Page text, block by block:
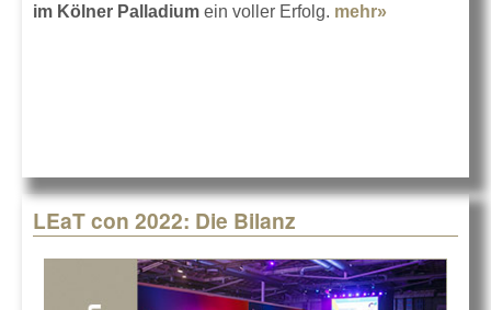
im Kölner Palladium ein voller Erfolg. mehr»
LEaT con 2022: Die Bilanz